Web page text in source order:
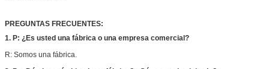
PREGUNTAS FRECUENTES:
1. P: ¿Es usted una fábrica o una empresa comercial?
R: Somos una fábrica.